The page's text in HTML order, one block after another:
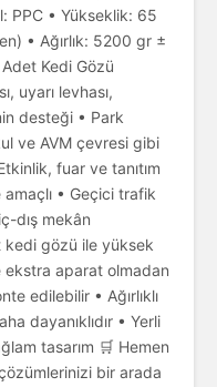
PPC • Yükseklik: 65
• Ağırlık: 5200 gr ±
Adet Kedi Gözü
uyarı levhası,
desteği • Park
ve AVM çevresi gibi
fuar ve tanıtım
• Geçici trafik
dış mekân
kedi gözü ile yüksek
aparat olmadan
edilebilir • Ağırlıklı
dayanıklıdır • Yerli
tasarım 🛒 Hemen
bir arada